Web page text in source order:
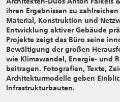
ihren Ergebnissen zu
Material, Konstruktion und
Entwicklung aktiver Gebäude
Projekte zeigt das Büro seine
Bewältigung der großen
wie Klimawandel, Energie- und
beitragen. Fotografien, Texte,
Architekturmodelle geben
Infrastrukturbauten.